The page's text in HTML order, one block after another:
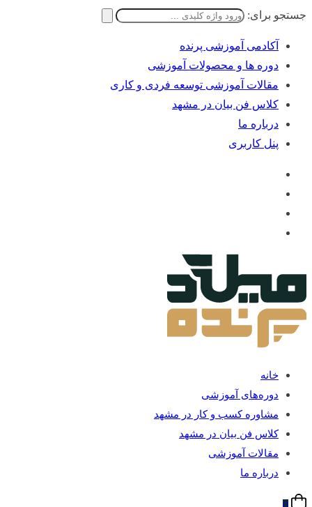
جستجو برای:
آکادمی آموزشی پرنده
دوره ها و محصولات آموزشی
مقالات آموزشی توسعه فردی و کاری
کلاس فن بیان در مشهد
درباره ما
پنل کاربری
خانه
دوره‌های آموزشی
مشاوره کسب و کار در مشهد
کلاس فن بیان در مشهد
مقالات آموزشی
درباره ما